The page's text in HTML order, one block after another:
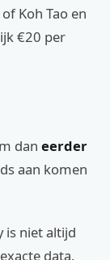
Koh Tao en
€20 per
dan eerder
aan komen
is niet altijd
data.